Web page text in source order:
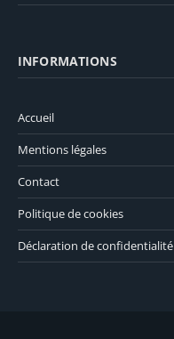
INFORMATIONS
Accueil
Mentions légales
Contact
Politique de cookies
Déclaration de confidentialité